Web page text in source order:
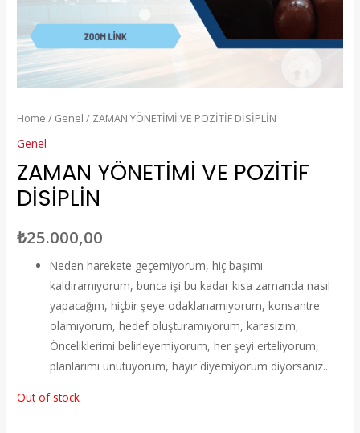
Home / Genel / ZAMAN YÖNETİMİ VE POZİTİF DİSİPLİN
Genel
ZAMAN YÖNETİMİ VE POZİTİF
DİSİPLİN
₺25.000,00
Neden harekete geçemiyorum, hiç başımı
kaldıramıyorum, bunca işi bu kadar kısa zamanda nasıl
yapacağım, hiçbir şeye odaklanamıyorum, konsantre
olamıyorum, hedef oluşturamıyorum, karasızım,
Önceliklerimi belirleyemiyorum, her şeyi erteliyorum,
planlarımı unutuyorum, hayır diyemiyorum diyorsanız..
Out of stock